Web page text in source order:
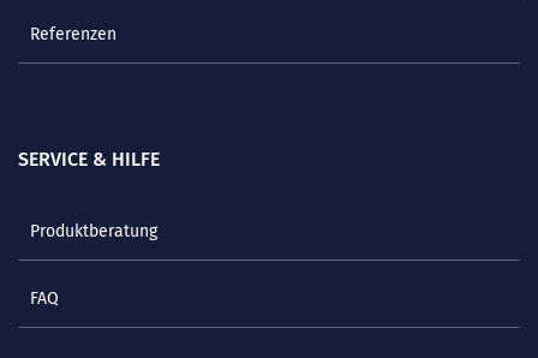
Referenzen
SERVICE & HILFE
Produktberatung
FAQ